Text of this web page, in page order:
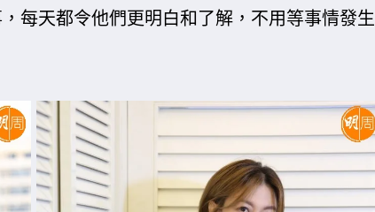
每天都令他們更明白和了解，不用等事情發生